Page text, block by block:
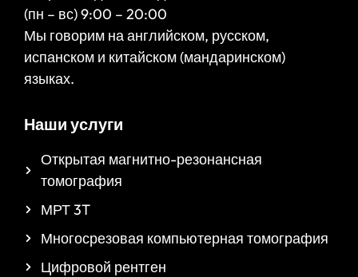
(пн – вс) 9:00 – 20:00
Мы говорим на английском, русском,
испанском и китайском (мандаринском)
языках.
Наши услуги
Открытая магнитно-резонансная
томография
МРТ 3T
Многосрезовая компьютерная томография
Цифровой рентген